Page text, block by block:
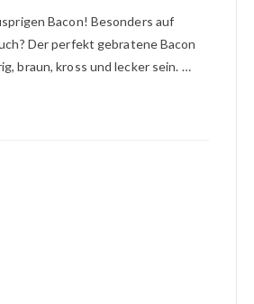
Bacon! Besonders auf
Der perfekt gebratene Bacon
braun, kross und lecker sein. …